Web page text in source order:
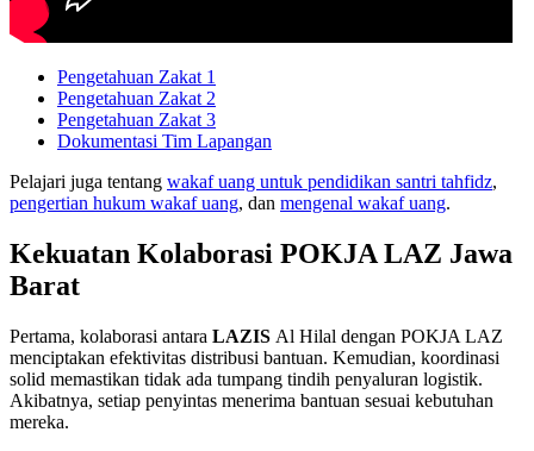
Pengetahuan Zakat 1
Pengetahuan Zakat 2
Pengetahuan Zakat 3
Dokumentasi Tim Lapangan
Pelajari juga tentang wakaf uang untuk pendidikan santri tahfidz,
pengertian hukum wakaf uang, dan mengenal wakaf uang.
Kekuatan Kolaborasi POKJA LAZ Jawa
Barat
Pertama, kolaborasi antara LAZIS Al Hilal dengan POKJA LAZ
menciptakan efektivitas distribusi bantuan. Kemudian, koordinasi
solid memastikan tidak ada tumpang tindih penyaluran logistik.
Akibatnya, setiap penyintas menerima bantuan sesuai kebutuhan
mereka.